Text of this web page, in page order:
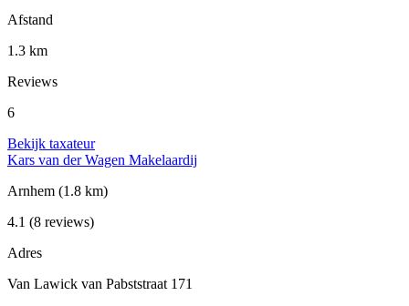
Afstand
1.3 km
Reviews
6
Bekijk taxateur
Kars van der Wagen Makelaardij
Arnhem (1.8 km)
4.1 (8 reviews)
Adres
Van Lawick van Pabststraat 171